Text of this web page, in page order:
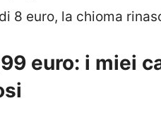
8 euro, la chioma
euro: i miei